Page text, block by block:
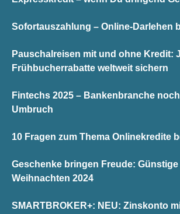
Sofortauszahlung – Online-Darlehen
Pauschalreisen mit und ohne Kredit:
Frühbucherrabatte weltweit sichern
Fintechs 2025 – Bankenbranche
Umbruch
10 Fragen zum Thema Onlinekredite
Geschenke bringen Freude:
Weihnachten 2024
SMARTBROKER+: NEU: Zinskonto